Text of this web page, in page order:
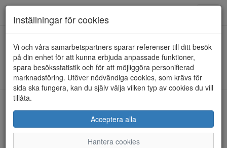
HEM RIEKER SPORT
Kunde inte hitta några artiklar...
LEVERANS INOM 4 DAGAR INOM SVERIGE
Inställningar för cookies
Vi och våra samarbetspartners sparar referenser till ditt besök
på din enhet för att kunna erbjuda anpassade funktioner,
spara besöksstatistik och för att möjliggöra personifierad
marknadsföring. Utöver nödvändiga cookies, som krävs för
sida ska fungera, kan du själv välja vilken typ av cookies du vill
tillåta.
Acceptera alla
Hantera cookies